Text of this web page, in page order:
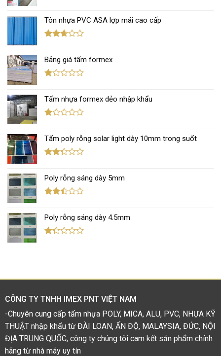
hạng
2.43
5 sao
Tôn nhựa PVC ASA lợp mái cao cấp
hạng
2.67
5 sao
Bảng giá tấm formex
hạng
1.12
5
Tấm nhựa formex dẻo nhập khẩu
hạng
1.11
5
Tấm poly rỗng solar light dày 10mm trong suốt
hạng
2.31
5 sao
Poly rỗng sáng dày 5mm
hạng
2.41
5 sao
Poly rỗng sáng dày 4.5mm
sao
CÔNG TY TNHH IMEX PNT VIỆT NAM
-Chuyên cung cấp tấm nhựa POLY, MICA, ALU, PVC, NHỰA KỸ
THUẬT nhập khẩu từ ĐÀI LOAN, ẤN ĐỘ, MALAYSIA, ĐỨC, NỘI
ĐỊA TRUNG QUỐC, công ty chúng tôi cam kết sản phẩm chính
hãng từ nhà máy uy tín